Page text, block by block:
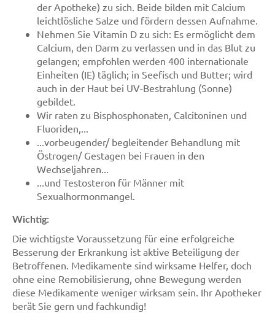
der Apotheke) zu sich. Beide bilden mit Calcium
leichtlösliche Salze und fördern dessen Aufnahme.
Nehmen Sie Vitamin D zu sich: Es ermöglicht dem
Calcium, den Darm zu verlassen und in das Blut zu
gelangen; empfohlen werden 400 internationale
Einheiten (IE) täglich; in Seefisch und Butter; wird
auch in der Haut bei UV-Bestrahlung (Sonne)
gebildet.
Wir raten zu Bisphosphonaten, Calcitoninen und
Fluoriden,...
...vorbeugender/ begleitender Behandlung mit
Östrogen/ Gestagen bei Frauen in den
Wechseljahren...
...und Testosteron für Männer mit
Sexualhormonmangel.
Wichtig:
Die wichtigste Voraussetzung für eine erfolgreiche
Besserung der Erkrankung ist aktive Beteiligung der
Betroffenen. Medikamente sind wirksame Helfer, doch
ohne eine Remobilisierung, ohne Bewegung werden
diese Medikamente weniger wirksam sein. Ihr Apotheker
berät Sie gern und fachkundig!